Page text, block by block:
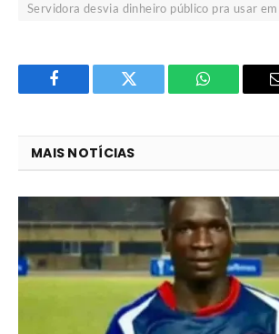
Servidora desvia dinheiro público pra usar
Facebook Twitter
O
do
WhatsApp?
MAIS NOTÍCIAS